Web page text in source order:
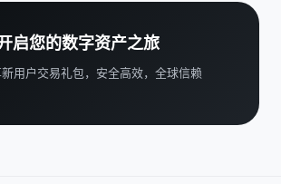
启您的数字资产之旅
用户交易礼包，安全高效，全球信赖